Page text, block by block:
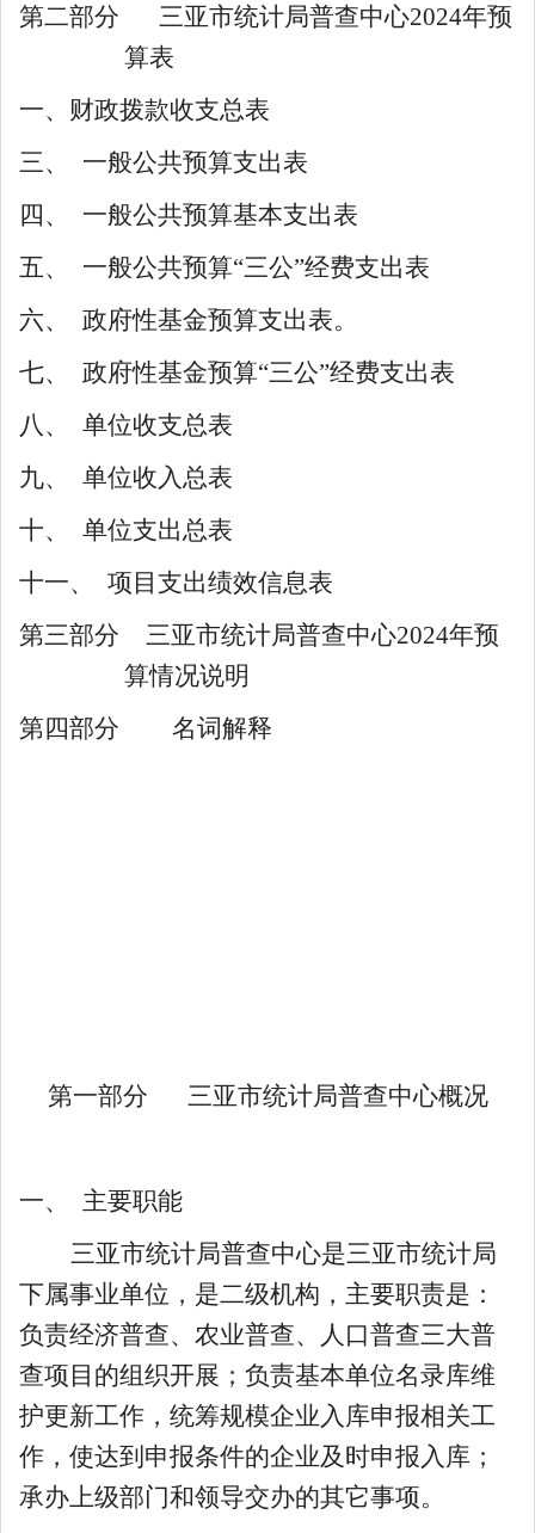
第二部分
三亚市统计局普查中心2024年预
算表
一、 财政拨款收支总表
三、
一般公共预算支出表
四、
一般公共预算基本支出表
五、
一般公共预算“三公”经费支出表
六、
政府性基金预算支出表。
七、
政府性基金预算“三公”经费支出表
八、
单位收支总表
九、
单位收入总表
十、
单位支出总表
十一、
项目支出绩效信息表
第三部分
三亚市统计局普查中心2024年预
算情况说明
第四部分
名词解释
第一部分 三亚市统计局普查中心概况
一、
主要职能
三亚市统计局普查中心是三亚市统计局
下属事业单位，是二级机构，主要职责是：
负责经济普查、农业普查、人口普查三大普
查项目的组织开展；负责基本单位名录库维
护更新工作，统筹规模企业入库申报相关工
作，使达到申报条件的企业及时申报入库；
承办上级部门和领导交办的其它事项。